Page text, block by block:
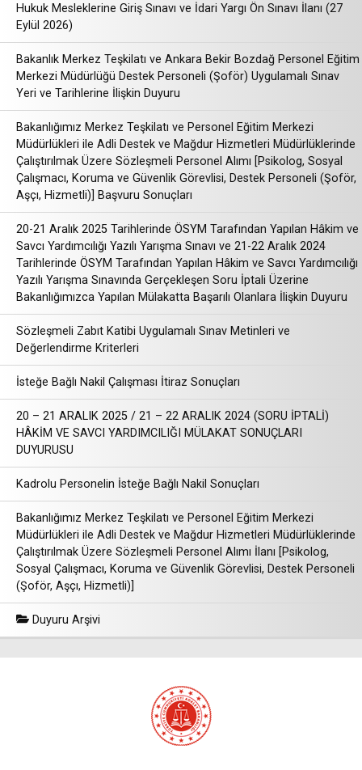
Hukuk Mesleklerine Giriş Sınavı ve İdari Yargı Ön Sınavı İlanı (27
Eylül 2026)
Bakanlık Merkez Teşkilatı ve Ankara Bekir Bozdağ Personel Eğitim
Merkezi Müdürlüğü Destek Personeli (Şoför) Uygulamalı Sınav
Yeri ve Tarihlerine İlişkin Duyuru
Bakanlığımız Merkez Teşkilatı ve Personel Eğitim Merkezi
Müdürlükleri ile Adli Destek ve Mağdur Hizmetleri Müdürlüklerinde
Çalıştırılmak Üzere Sözleşmeli Personel Alımı [Psikolog, Sosyal
Çalışmacı, Koruma ve Güvenlik Görevlisi, Destek Personeli (Şoför,
Aşçı, Hizmetli)] Başvuru Sonuçları
20-21 Aralık 2025 Tarihlerinde ÖSYM Tarafından Yapılan Hâkim ve
Savcı Yardımcılığı Yazılı Yarışma Sınavı ve 21-22 Aralık 2024
Tarihlerinde ÖSYM Tarafından Yapılan Hâkim ve Savcı Yardımcılığı
Yazılı Yarışma Sınavında Gerçekleşen Soru İptali Üzerine
Bakanlığımızca Yapılan Mülakatta Başarılı Olanlara İlişkin Duyuru
Sözleşmeli Zabıt Katibi Uygulamalı Sınav Metinleri ve
Değerlendirme Kriterleri
İsteğe Bağlı Nakil Çalışması İtiraz Sonuçları
20 – 21 ARALIK 2025 / 21 – 22 ARALIK 2024 (SORU İPTALİ)
HÂKİM VE SAVCI YARDIMCILIĞI MÜLAKAT SONUÇLARI
DUYURUSU
Kadrolu Personelin İsteğe Bağlı Nakil Sonuçları
Bakanlığımız Merkez Teşkilatı ve Personel Eğitim Merkezi
Müdürlükleri ile Adli Destek ve Mağdur Hizmetleri Müdürlüklerinde
Çalıştırılmak Üzere Sözleşmeli Personel Alımı İlanı [Psikolog,
Sosyal Çalışmacı, Koruma ve Güvenlik Görevlisi, Destek Personeli
(Şoför, Aşçı, Hizmetli)]
Duyuru Arşivi